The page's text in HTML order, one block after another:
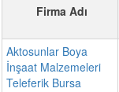
Firma Adı
Aktosunlar Boya
İnşaat Malzemeleri
Teleferik Bursa